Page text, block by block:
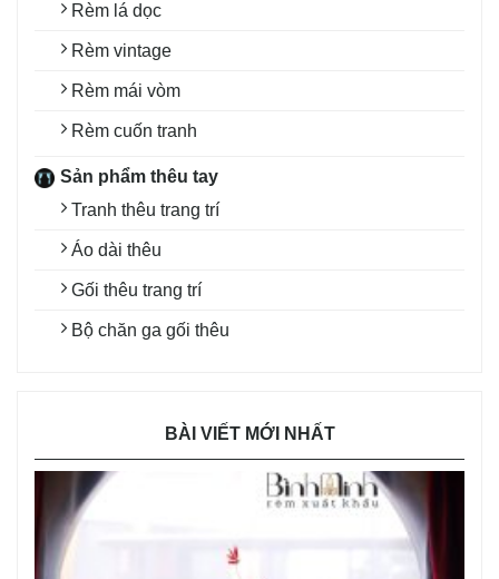
Rèm lá dọc
Rèm vintage
Rèm mái vòm
Rèm cuốn tranh
Sản phẩm thêu tay
Tranh thêu trang trí
Áo dài thêu
Gối thêu trang trí
Bộ chăn ga gối thêu
BÀI VIẾT MỚI NHẤT